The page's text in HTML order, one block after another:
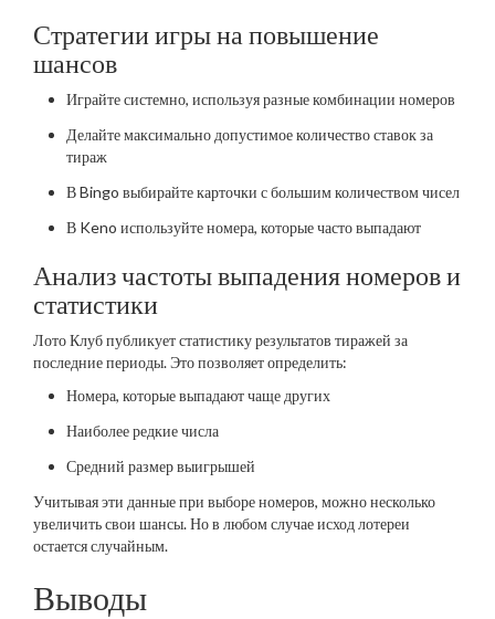
Стратегии игры на повышение
шансов
Играйте системно, используя разные комбинации номеров
Делайте максимально допустимое количество ставок за
тираж
В Bingo выбирайте карточки с большим количеством чисел
В Keno используйте номера, которые часто выпадают
Анализ частоты выпадения номеров и
статистики
Лото Клуб публикует статистику результатов тиражей за
последние периоды. Это позволяет определить:
Номера, которые выпадают чаще других
Наиболее редкие числа
Средний размер выигрышей
Учитывая эти данные при выборе номеров, можно несколько
увеличить свои шансы. Но в любом случае исход лотереи
остается случайным.
Выводы